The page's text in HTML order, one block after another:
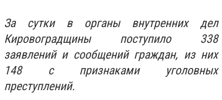
За сутки в органы внутренних дел
Кировоградщины поступило 338
заявлений и сообщений граждан, из них
148 с признаками уголовных
преступлений.